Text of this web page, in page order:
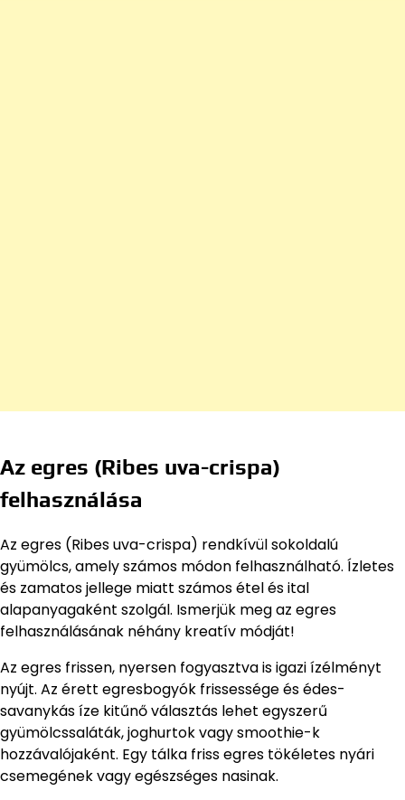
Az egres (Ribes uva-crispa)
felhasználása
Az egres (Ribes uva-crispa) rendkívül sokoldalú
gyümölcs, amely számos módon felhasználható. Ízletes
és zamatos jellege miatt számos étel és ital
alapanyagaként szolgál. Ismerjük meg az egres
felhasználásának néhány kreatív módját!
Az egres frissen, nyersen fogyasztva is igazi ízélményt
nyújt. Az érett egresbogyók frissessége és édes-
savanykás íze kitűnő választás lehet egyszerű
gyümölcssaláták, joghurtok vagy smoothie-k
hozzávalójaként. Egy tálka friss egres tökéletes nyári
csemegének vagy egészséges nasinak.